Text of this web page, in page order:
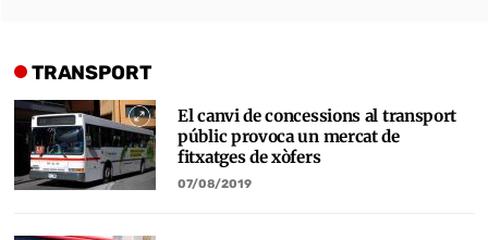
TRANSPORT
El canvi de concessions al transport
públic provoca un mercat de
fitxatges de xòfers
07/08/2019